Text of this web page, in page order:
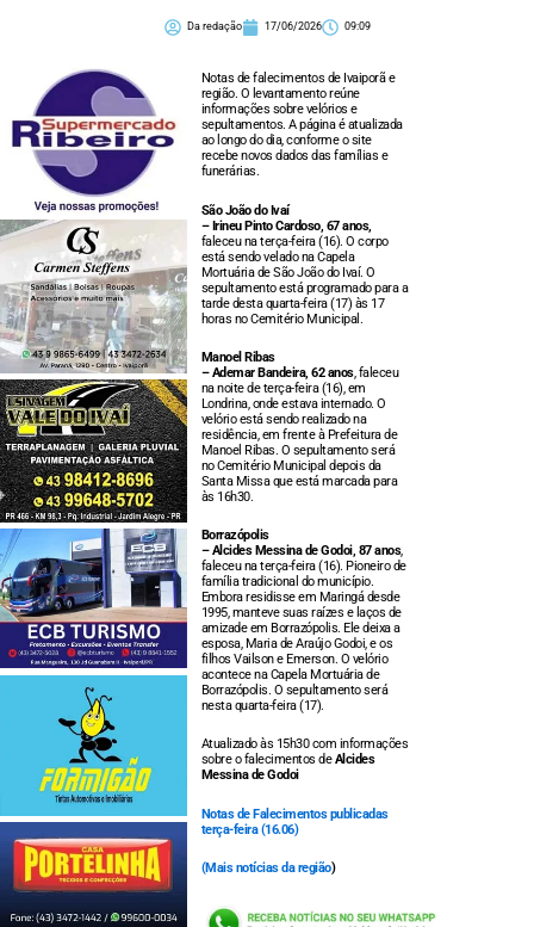
Da redação 17/06/2026 09:09
Notas de falecimentos de Ivaiporã e
região. O levantamento reúne
informações sobre velórios e
sepultamentos. A página é atualizada
ao longo do dia, conforme o site
recebe novos dados das famílias e
funerárias.
São João do Ivaí
– Irineu Pinto Cardoso, 67 anos,
faleceu na terça-feira (16). O corpo
está sendo velado na Capela
Mortuária de São João do Ivaí. O
sepultamento está programado para a
tarde desta quarta-feira (17) às 17
horas no Cemitério Municipal.
Manoel Ribas
– Ademar Bandeira, 62 anos, faleceu
na noite de terça-feira (16), em
Londrina, onde estava internado. O
velório está sendo realizado na
residência, em frente à Prefeitura de
Manoel Ribas. O sepultamento será
no Cemitério Municipal depois da
Santa Missa que está marcada para
às 16h30.
Borrazópolis
– Alcides Messina de Godoi, 87 anos,
faleceu na terça-feira (16). Pioneiro de
família tradicional do município.
Embora residisse em Maringá desde
1995, manteve suas raízes e laços de
amizade em Borrazópolis. Ele deixa a
esposa, Maria de Araújo Godoi, e os
filhos Vailson e Emerson. O velório
acontece na Capela Mortuária de
Borrazópolis. O sepultamento será
nesta quarta-feira (17).
Atualizado às 15h30 com informações
sobre o falecimentos deAlcides
Messina de Godoi
Notas de Falecimentos publicadas
terça-feira (16.06)
(Mais notícias da região)